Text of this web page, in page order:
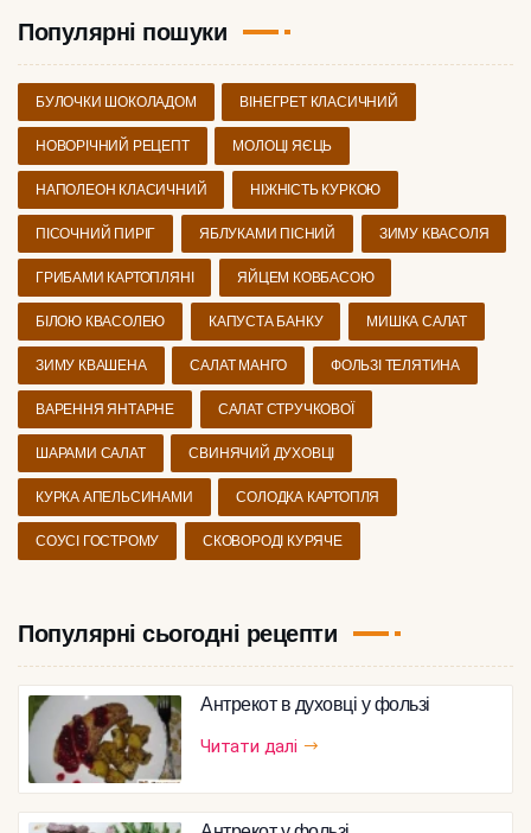
Популярні пошуки
БУЛОЧКИ ШОКОЛАДОМ ВІНЕГРЕТ КЛАСИЧНИЙ
НОВОРІЧНИЙ РЕЦЕПТ МОЛОЦІ ЯЄЦЬ
НАПОЛЕОН КЛАСИЧНИЙ НІЖНІСТЬ КУРКОЮ
ПІСОЧНИЙ ПИРІГ ЯБЛУКАМИ ПІСНИЙ ЗИМУ КВАСОЛЯ
ГРИБАМИ КАРТОПЛЯНІ ЯЙЦЕМ КОВБАСОЮ
БІЛОЮ КВАСОЛЕЮ КАПУСТА БАНКУ МИШКА САЛАТ
ЗИМУ КВАШЕНА САЛАТ МАНГО ФОЛЬЗІ ТЕЛЯТИНА
ВАРЕННЯ ЯНТАРНЕ САЛАТ СТРУЧКОВОЇ
ШАРАМИ САЛАТ СВИНЯЧИЙ ДУХОВЦІ
КУРКА АПЕЛЬСИНАМИ СОЛОДКА КАРТОПЛЯ
СОУСІ ГОСТРОМУ СКОВОРОДІ КУРЯЧЕ
Популярні сьогодні рецепти
Антрекот в духовці у фользі
Читати далі